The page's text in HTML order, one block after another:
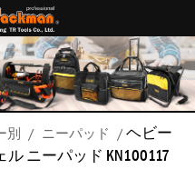
別 / ニーパッド /ヘビー
ニーパッド KN100117